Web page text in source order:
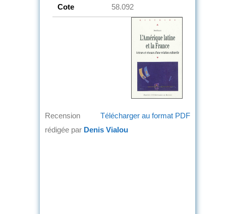
Cote 58.092
Télécharger au format PDF
Recension
rédigée par Denis Vialou